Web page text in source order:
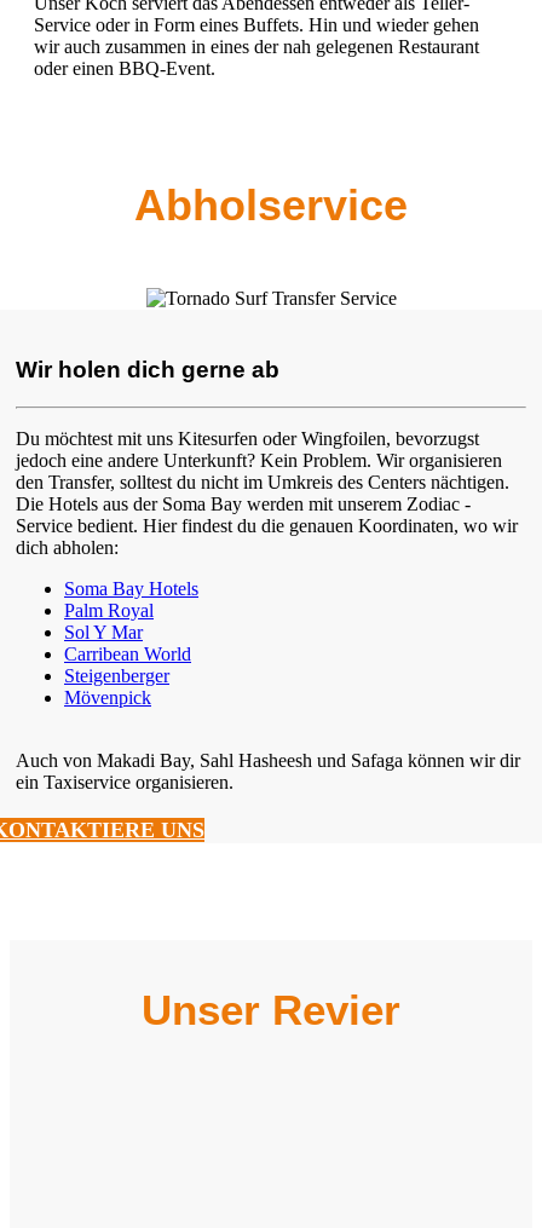
Service oder in Form eines Buffets. Hin und wieder gehen
wir auch zusammen in eines der nah gelegenen Restaurant
oder einen BBQ-Event.
Abholservice
Wir holen dich gerne ab
Du möchtest mit uns Kitesurfen oder Wingfoilen, bevorzugst
jedoch eine andere Unterkunft? Kein Problem. Wir organisieren
den Transfer, solltest du nicht im Umkreis des Centers nächtigen.
Die Hotels aus der Soma Bay werden mit unserem Zodiac -
Service bedient. Hier findest du die genauen Koordinaten, wo wir
dich abholen:
Soma Bay Hotels
Palm Royal
Sol Y Mar
Carribean World
Steigenberger
Mövenpick
Auch von Makadi Bay, Sahl Hasheesh und Safaga können wir dir
ein Taxiservice organisieren.
UNS
Unser Revier